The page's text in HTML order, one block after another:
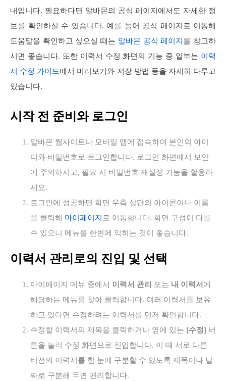
내입니다. 필요하다면 알바몬의 공식 페이지에서도 자세한 정
보를 확인하실 수 있습니다. 예를 들어 공식 페이지로 이동해
도움말을 확인하고 싶으실 때는 알바몬 공식 페이지 를 참고하
시면 좋습니다. 또한 이력서 수정 화면의 기능 중 일부는 이력
서 수정 가이드에서 미리보기와 저장 방법 등을 자세히 다루고
있습니다.
시작 전 준비와 로그인
알바몬 웹사이트나 모바일 앱에 접속하여 본인의 아이
디와 비밀번호로 로그인합니다. 로그인 화면에서 보안
에 주의하시고, 필요 시 비밀번호 재설정 기능을 활용하
세요.
로그인에 성공하면 화면 우측 상단의 아이콘이나 이름
을 클릭해 마이페이지 로 이동합니다. 화면 구성이 다를
수 있으니 메뉴를 한번에 익히는 것이 좋습니다.
이력서 관리로의 진입 및 선택
마이페이지 메뉴 중에서 이력서 관리 또는 내 이력서 에
해당하는 메뉴를 찾아 클릭합니다. 여러 이력서를 보유
하고 있다면 수정하려는 이력서를 먼저 확인합니다.
수정할 이력서의 제목을 클릭하거나 옆에 있는 [수정] 버
튼을 눌러 수정 화면으로 진입합니다. 이 때 서로 다른
버전의 이력서를 한 눈에 구분할 수 있도록 제목이나 날
짜로 구분해 두면 편리합니다.